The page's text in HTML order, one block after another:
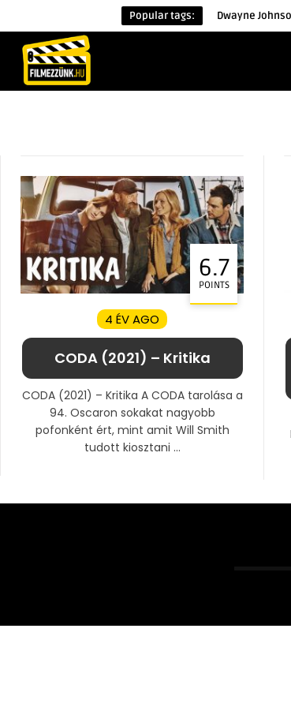
Popular tags: Dwayne
6.7
POINTS
4 ÉV AGO
CODA (2021) – Kritika
CODA (2021) – Kritika A CODA tarolása a
94. Oscaron sokakat nagyobb
pofonként ért, mint amit Will Smith
tudott kiosztani ...